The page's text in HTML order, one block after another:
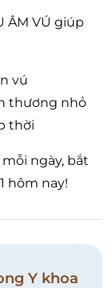
ÂM VÚ giúp
vú
thương nhỏ
thời
ngày, bắt
hôm nay!
Y khoa